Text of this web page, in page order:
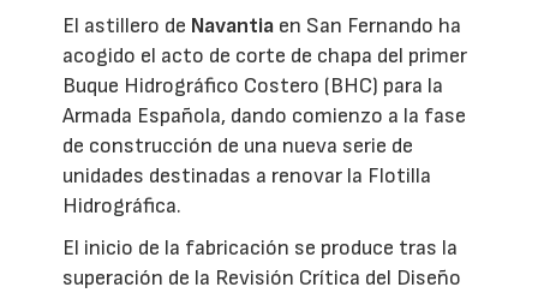
El astillero de Navantia en San Fernando ha
acogido el acto de corte de chapa del primer
Buque Hidrográfico Costero (BHC) para la
Armada Española, dando comienzo a la fase
de construcción de una nueva serie de
unidades destinadas a renovar la Flotilla
Hidrográfica.
El inicio de la fabricación se produce tras la
superación de la Revisión Crítica del Diseño